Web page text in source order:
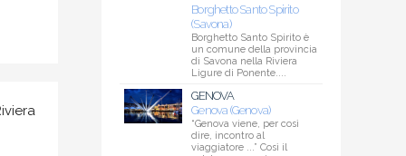
Borghetto Santo Spirito
(Savona)
Borghetto Santo Spirito è
un comune della provincia
di Savona nella Riviera
Ligure di Ponente....
GENOVA
Genova (Genova)
“Genova viene, per così
dire, incontro al
viaggiatore ...” Così il